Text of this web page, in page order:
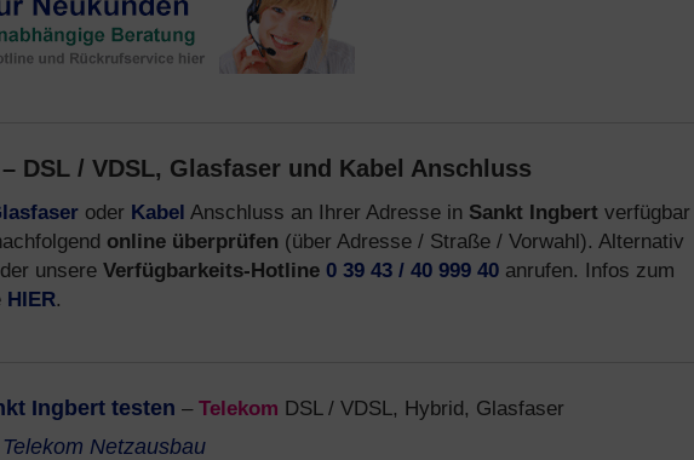
– DSL / VDSL, Glasfaser und Kabel Anschluss
oder Kabel Anschluss an Ihrer Adresse in Sankt Ingbert verfügbar
online überprüfen (über Adresse / Straße / Vorwahl). Alternativ
unsere Verfügbarkeits-Hotline 0 39 43 / 40 999 40 anrufen. Infos zum
HIER.
Ingbert testen – Telekom DSL / VDSL, Hybrid, Glasfaser
Telekom Netzausbau